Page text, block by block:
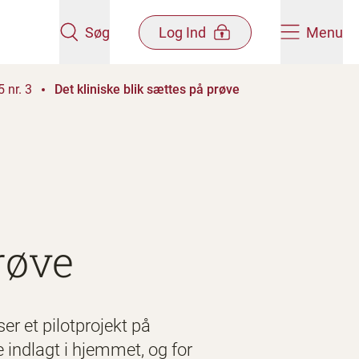
Søg Log Ind Menu
nr. 3 Det kliniske blik sættes på prøve
et pilotprojekt på
indlagt i hjemmet, og for